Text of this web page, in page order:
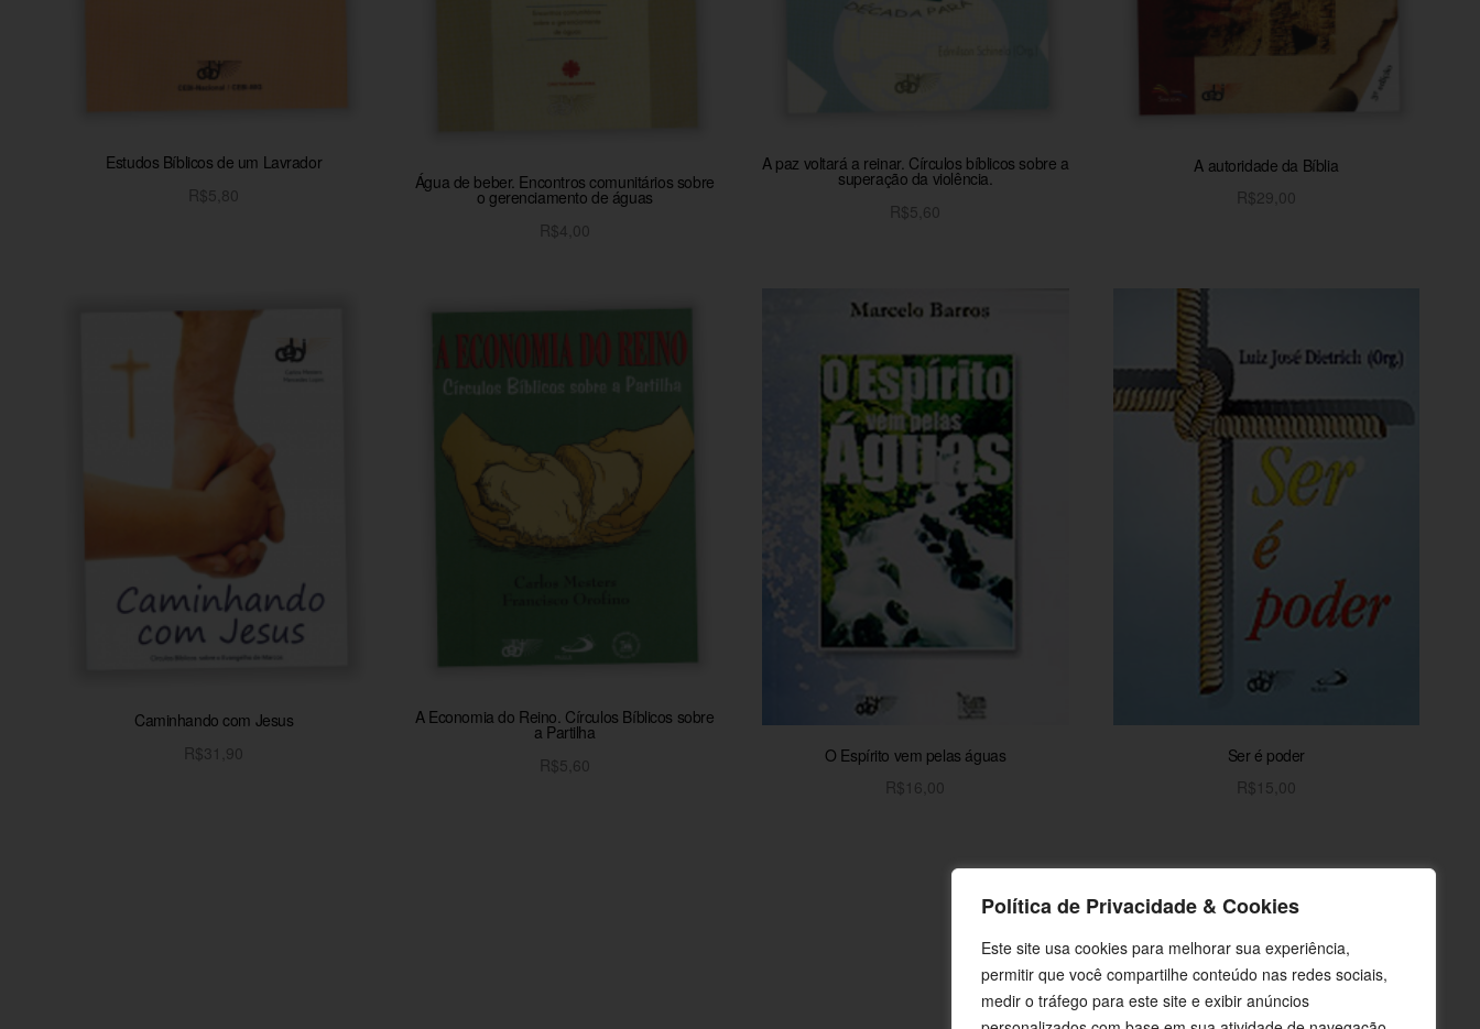
Política de Privacidade & Cookies
Este site usa cookies para melhorar sua experiência,
permitir que você compartilhe conteúdo nas redes sociais,
medir o tráfego para este site e exibir anúncios
Estudos Bíblicos de um Lavrador
R$5,80
Água de beber. Encontros comunitários sobre
o gerenciamento de águas
R$4,00
A paz voltará a reinar. Círculos bíblicos sobre a
superação da violência.
R$5,60
A autoridade da Bíblia
R$29,00
Caminhando com Jesus
R$31,90
A Economia do Reino. Círculos Bíblicos sobre
a Partilha
R$5,60
O Espírito vem pelas águas
R$ 16,00
Ser é poder
R$ 15,00